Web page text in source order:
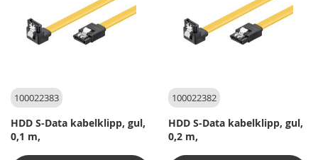
100022383
HDD S-Data kabelklipp, gul,
0,1 m,
100022382
HDD S-Data kabelklipp, gul,
0,2 m,